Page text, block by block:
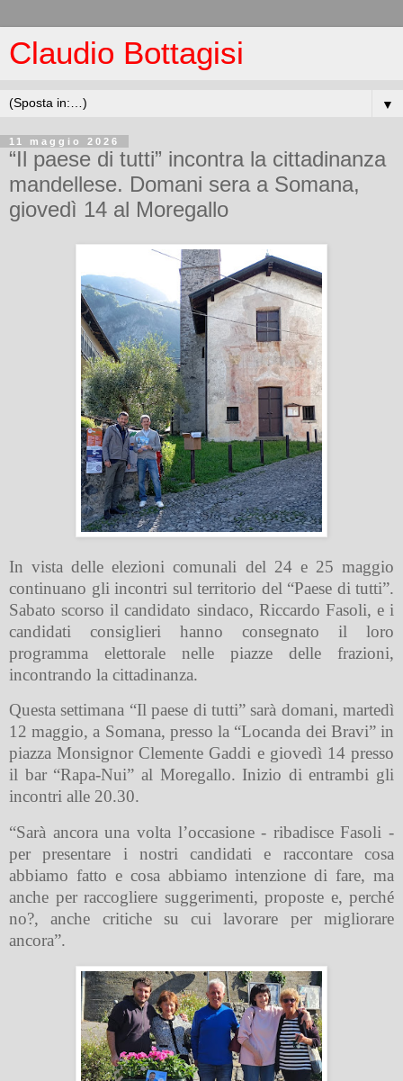
Claudio Bottagisi
▼
11 maggio 2026
“Il paese di tutti” incontra la cittadinanza
mandellese. Domani sera a Somana,
giovedì 14 al Moregallo
In vista delle elezioni comunali del 24 e 25 maggio
continuano gli incontri sul territorio del “Paese di tutti”.
Sabato scorso il candidato sindaco, Riccardo Fasoli, e i
candidati consiglieri hanno consegnato il loro
programma elettorale nelle piazze delle frazioni,
incontrando la cittadinanza.
Questa settimana “Il paese di tutti” sarà domani, martedì
12 maggio, a Somana, presso la “Locanda dei Bravi” in
piazza Monsignor Clemente Gaddi e giovedì 14 presso
il bar “Rapa-Nui” al Moregallo. Inizio di entrambi gli
incontri alle 20.30.
“Sarà ancora una volta l’occasione - ribadisce Fasoli -
per presentare i nostri candidati e raccontare cosa
abbiamo fatto e cosa abbiamo intenzione di fare, ma
anche per raccogliere suggerimenti, proposte e, perché
no?, anche critiche su cui lavorare per migliorare
ancora”.